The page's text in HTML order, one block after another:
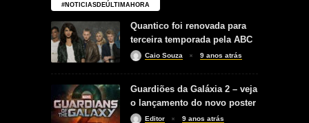
#NOTICIASDEÚLTIMAHORA
Quantico foi renovada para
terceira temporada pela ABC
Caio Souza 9 anos atrás
Guardiões da Galáxia 2 – veja
o lançamento do novo poster
Editor 9 anos atrás